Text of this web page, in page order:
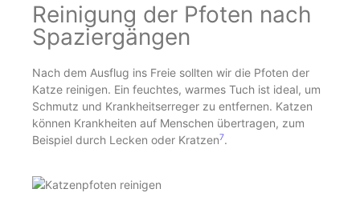
Reinigung der Pfoten nach
Spaziergängen
Nach dem Ausflug ins Freie sollten wir die Pfoten der
Katze reinigen. Ein feuchtes, warmes Tuch ist ideal, um
Schmutz und Krankheitserreger zu entfernen. Katzen
können Krankheiten auf Menschen übertragen, zum
Beispiel durch Lecken oder Kratzen7.